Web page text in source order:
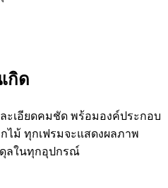
กิด
ะเอียดคมชัด พร้อมองค์ประกอบ
ไม้ ทุกเฟรมจะแสดงผลภาพ
ดุลในทุกอุปกรณ์